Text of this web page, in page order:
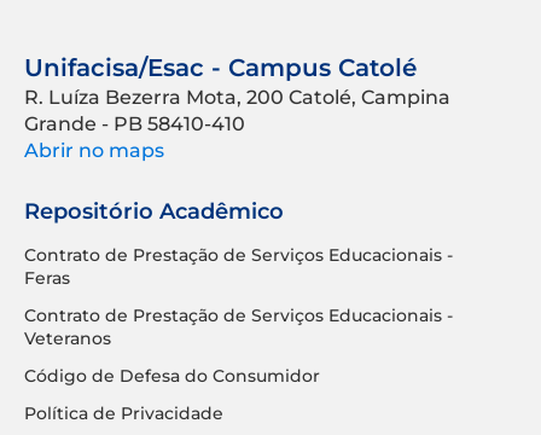
Unifacisa/Esac - Campus Catolé
R. Luíza Bezerra Mota, 200 Catolé, Campina
Grande - PB 58410-410
Abrir no maps
Repositório Acadêmico
Contrato de Prestação de Serviços Educacionais -
Feras
Contrato de Prestação de Serviços Educacionais -
Veteranos
Código de Defesa do Consumidor
Política de Privacidade